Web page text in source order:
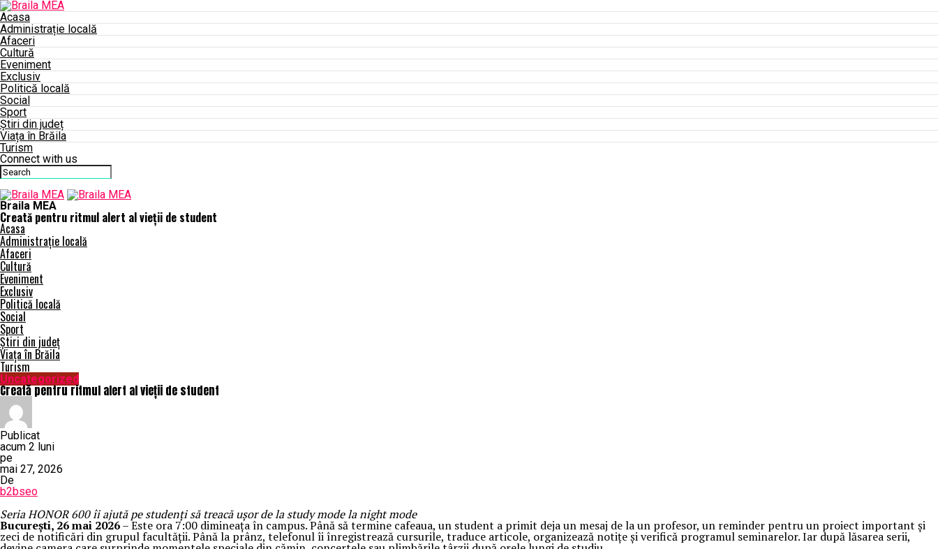
Acasa
Administrație locală
Afaceri
Cultură
Eveniment
Exclusiv
Politică locală
Social
Sport
Știri din județ
Viața în Brăila
Turism
Connect with us
Braila MEA
Creată pentru ritmul alert al vieții de student
Acasa
Administrație locală
Afaceri
Cultură
Eveniment
Exclusiv
Politică locală
Social
Sport
Știri din județ
Viața în Brăila
Turism
Uncategorized
Creată pentru ritmul alert al vieții de student
Publicat
acum 2 luni
pe
mai 27, 2026
De
b2bseo
Seria HONOR 600 îi ajută pe studenți să treacă ușor de la study mode la night mode
București, 26 mai 2026– Este ora 7:00 dimineața în campus. Până să termine cafeaua, un student a primit deja un mesaj de la un profesor, un reminder pentru un proiect important și
zeci de notificări din grupul facultății. Până la prânz, telefonul îi înregistrează cursurile, traduce articole, organizează notițe și verifică programul seminarelor. Iar după lăsarea serii,